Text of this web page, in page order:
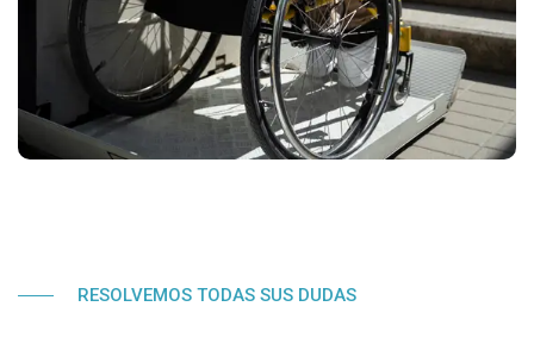
RESOLVEMOS TODAS SUS DUDAS